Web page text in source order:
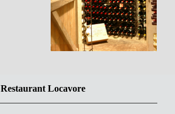
Restaurant Locavore